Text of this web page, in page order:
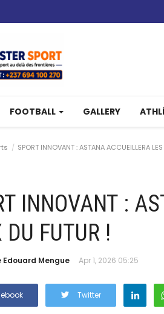
FOOTBALL GALLERY
SPORT INNOVANT : ASTANA ACCUEILLERA
INNOVANT :
DU FUTUR !
Edouard Mengue Apr 1, 2026 05:25
Twitter